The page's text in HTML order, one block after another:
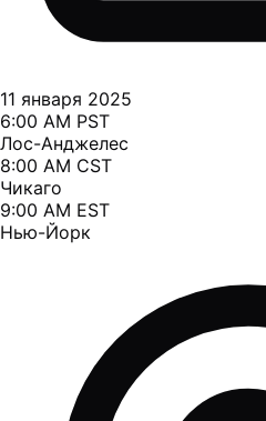
11 января 2025
6:00 AM PST
Лос-Анджелес
8:00 AM CST
Чикаго
9:00 AM EST
Нью-Йорк